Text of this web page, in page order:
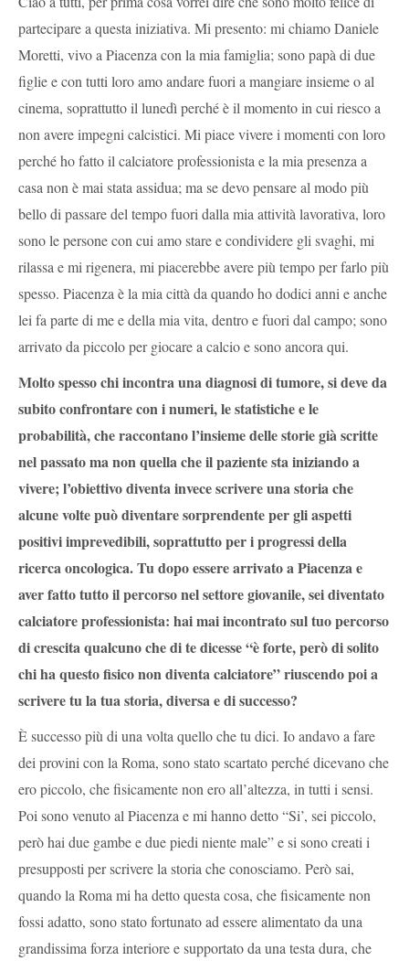
partecipare a questa iniziativa. Mi presento: mi chiamo Daniele
Moretti, vivo a Piacenza con la mia famiglia; sono papà di due
figlie e con tutti loro amo andare fuori a mangiare insieme o al
cinema, soprattutto il lunedì perché è il momento in cui riesco a
non avere impegni calcistici. Mi piace vivere i momenti con loro
perché ho fatto il calciatore professionista e la mia presenza a
casa non è mai stata assidua; ma se devo pensare al modo più
bello di passare del tempo fuori dalla mia attività lavorativa, loro
sono le persone con cui amo stare e condividere gli svaghi, mi
rilassa e mi rigenera, mi piacerebbe avere più tempo per farlo più
spesso. Piacenza è la mia città da quando ho dodici anni e anche
lei fa parte di me e della mia vita, dentro e fuori dal campo; sono
arrivato da piccolo per giocare a calcio e sono ancora qui.
Molto spesso chi incontra una diagnosi di tumore, si deve da
subito confrontare con i numeri, le statistiche e le
probabilità, che raccontano l’insieme delle storie già scritte
nel passato ma non quella che il paziente sta iniziando a
vivere; l’obiettivo diventa invece scrivere una storia che
alcune volte può diventare sorprendente per gli aspetti
positivi imprevedibili, soprattutto per i progressi della
ricerca oncologica. Tu dopo essere arrivato a Piacenza e
aver fatto tutto il percorso nel settore giovanile, sei diventato
calciatore professionista: hai mai incontrato sul tuo percorso
di crescita qualcuno che di te dicesse “è forte, però di solito
chi ha questo fisico non diventa calciatore” riuscendo poi a
scrivere tu la tua storia, diversa e di successo?
È successo più di una volta quello che tu dici. Io andavo a fare
dei provini con la Roma, sono stato scartato perché dicevano che
ero piccolo, che fisicamente non ero all’altezza, in tutti i sensi.
Poi sono venuto al Piacenza e mi hanno detto “Si’, sei piccolo,
però hai due gambe e due piedi niente male” e si sono creati i
presupposti per scrivere la storia che conosciamo. Però sai,
quando la Roma mi ha detto questa cosa, che fisicamente non
fossi adatto, sono stato fortunato ad essere alimentato da una
grandissima forza interiore e supportato da una testa dura, che